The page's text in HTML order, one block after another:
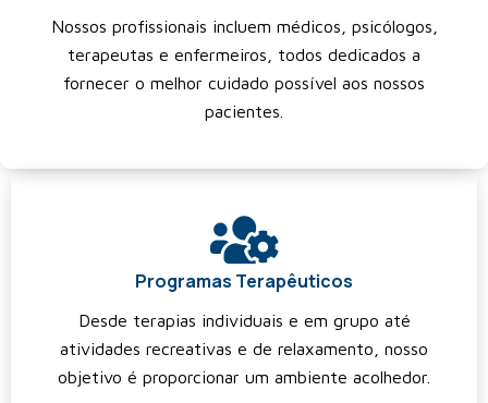
Nossos profissionais incluem médicos, psicólogos,
terapeutas e enfermeiros, todos dedicados a
fornecer o melhor cuidado possível aos nossos
pacientes.
Programas Terapêuticos
Desde terapias individuais e em grupo até
atividades recreativas e de relaxamento, nosso
objetivo é proporcionar um ambiente acolhedor.